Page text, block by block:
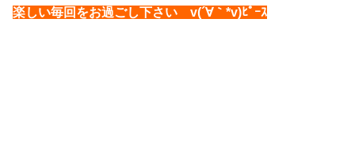
楽しい毎回をお過ごし下さい v(´∀｀*v)ﾋﾟｰｽ